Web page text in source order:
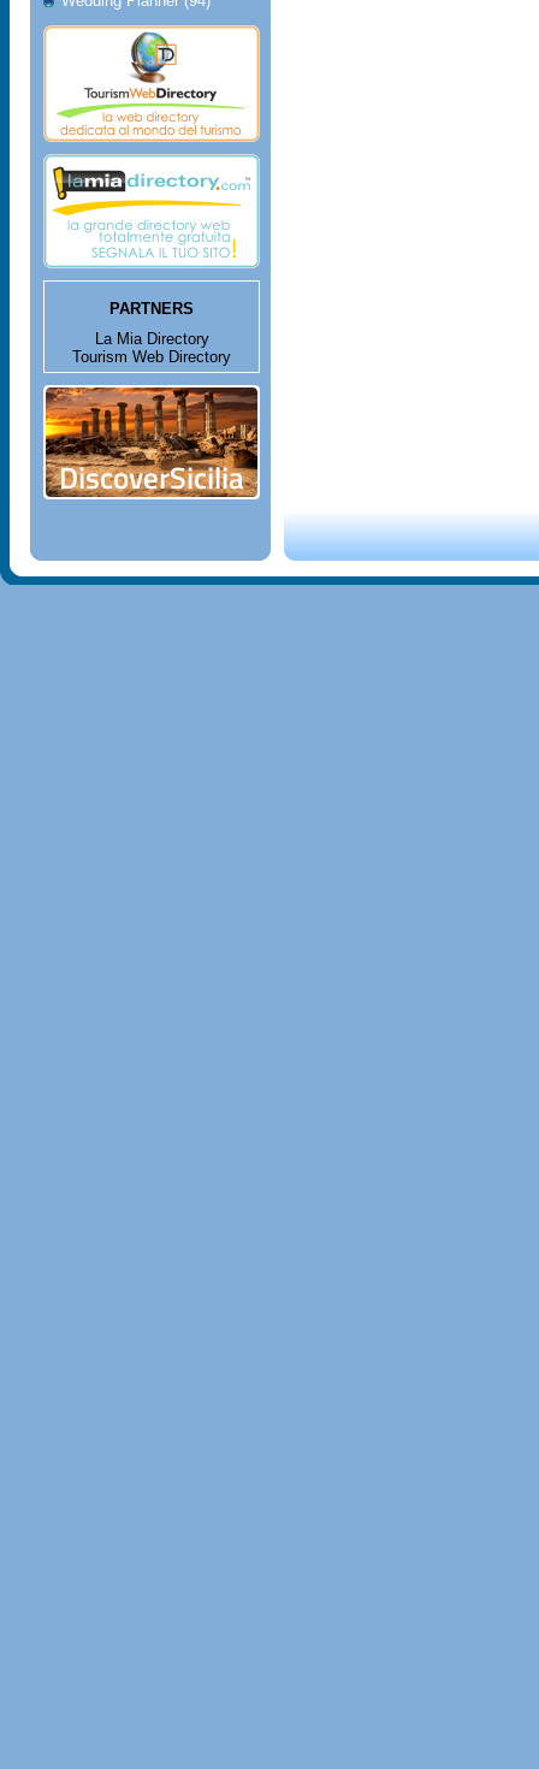
PARTNERS
La Mia Directory
Tourism Web Directory